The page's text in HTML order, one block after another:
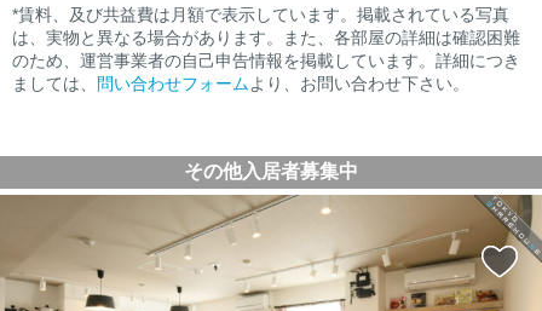
*賃料、及び共益費は月額で表示しています。掲載されている写真
は、実物と異なる場合があります。また、各部屋の詳細は確認困難
のため、運営事業者の自己申告情報を掲載しています。詳細につき
ましては、 問い合わせフォームより、お問い合わせ下さい。
その他入居者募集中